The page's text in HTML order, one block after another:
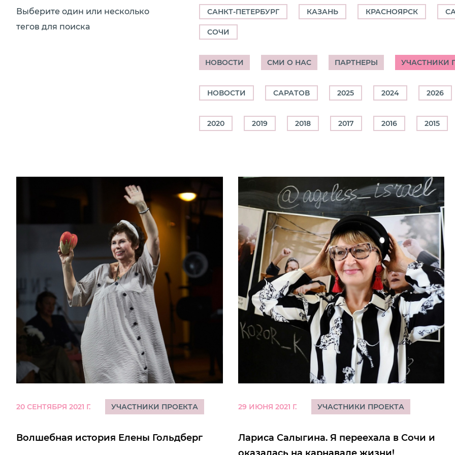
Выберите один или несколько
тегов для поиска
САНКТ-ПЕТЕРБУРГ КАЗАНЬ КРАСНОЯРСК
СОЧИ
НОВОСТИ СМИ О НАС ПАРТНЕРЫ УЧАСТНИКИ
НОВОСТИ САРАТОВ 2025 2024 2026
2020 2019 2018 2017 2016 2015
20 СЕНТЯБРЯ 2021 Г. УЧАСТНИКИ ПРОЕКТА
Волшебная история Елены Гольдберг
29 ИЮНЯ 2021 Г. УЧАСТНИКИ ПРОЕКТА
Лариса Салыгина. Я переехала в Сочи и